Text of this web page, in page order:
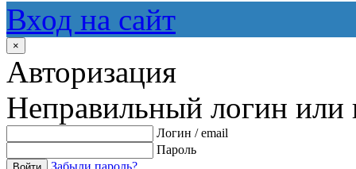
Вход на сайт
×
Авторизация
Неправильный логин или
Логин / email
Пароль
Забыли пароль?